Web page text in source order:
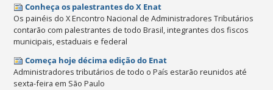
Conheça os palestrantes do X Enat
Os painéis do X Encontro Nacional de Administradores Tributários
contarão com palestrantes de todo Brasil, integrantes dos fiscos
municipais, estaduais e federal
Começa hoje décima edição do Enat
Administradores tributários de todo o País estarão reunidos até
sexta-feira em São Paulo